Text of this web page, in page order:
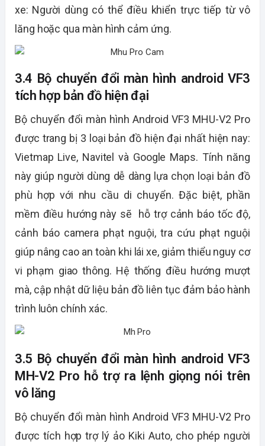
xe: Người dùng có thể điều khiển trực tiếp từ vô
lăng hoặc qua màn hình cảm ứng.
3.4 Bộ chuyển đổi màn hình android VF3
tích hợp bản đồ hiện đại
Bộ chuyển đổi màn hình Android VF3 MHU-V2 Pro
được trang bị 3 loại bản đồ hiện đại nhất hiện nay:
Vietmap Live, Navitel và Google Maps. Tính năng
này giúp người dùng dễ dàng lựa chọn loại bản đồ
phù hợp với nhu cầu di chuyển. Đặc biệt, phần
mềm điều hướng này sẽ hỗ trợ cảnh báo tốc độ,
cảnh báo camera phạt nguội, tra cứu phạt nguội
giúp nâng cao an toàn khi lái xe, giảm thiểu nguy cơ
vi phạm giao thông. Hệ thống điều hướng mượt
mà, cập nhật dữ liệu bản đồ liên tục đảm bảo hành
trình luôn chính xác.
3.5 Bộ chuyển đổi màn hình android VF3
MH-V2 Pro hỗ trợ ra lệnh giọng nói trên
vô lăng
Bộ chuyển đổi màn hình Android VF3 MHU-V2 Pro
được tích hợp trợ lý ảo Kiki Auto, cho phép người